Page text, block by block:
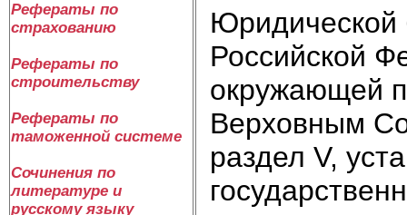
Рефераты по
страхованию
Рефераты по
строительству
Рефераты по
таможенной системе
Сочинения по
литературе и
русскому языку
Юридической
Российской
окружающей
Верховным
раздел V,